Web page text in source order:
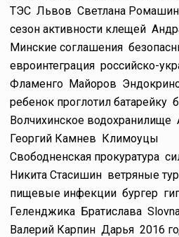
ТЭС Львов Светлана
сезон активности клещей
Минские соглашения
евроинтеграция российско-
Фламенго Майоров
ребенок проглотил батарейку
Волчихинское водохранилище
Георгий Камнев Климоуцы
Свободненская прокуратура
Никита Стасишин ветряные
пищевые инфекции бургер
Геленджика Братислава
Валерий Карпин Дарья 2016